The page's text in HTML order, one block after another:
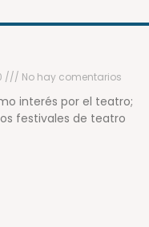
No hay comentarios
interés por el teatro;
festivales de teatro